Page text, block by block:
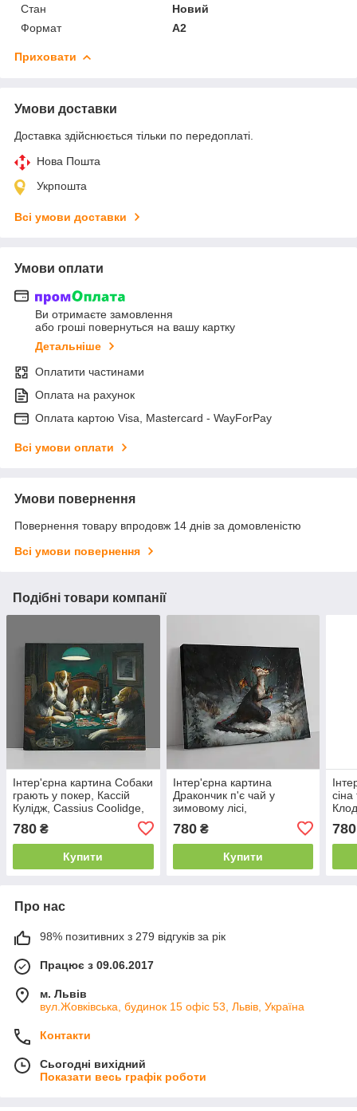
Стан
Новий
Формат
A2
Приховати
Умови доставки
Доставка здійснюється тільки по передоплаті.
Нова Пошта
Укрпошта
Всі умови доставки
Умови оплати
Ви отримаєте замовлення
або гроші повернуться на вашу картку
Детальніше
Оплатити частинами
Оплата на рахунок
Оплата картою Visa, Mastercard - WayForPay
Всі умови оплати
Умови повернення
Повернення товару впродовж 14 днів за домовленістю
Всі умови повернення
Подібні товари компанії
Інтер'єрна картина Собаки
грають у покер, Кассій
Кулідж, Cassius Coolidge,
Dogs Playing Poker, 50×60
см
780 ₴
Купити
Інтер'єрна картина
Дракончик п'є чай у
зимовому лісі,
интер'єрний декор, 40×60
см
780₴
Купити
см
780
Про нас
98% позитивних з 279 відгуків за рік
Працює з 09.06.2017
м. Львів
вул.Жовківська, будинок 15 офіс 53, Львів, Україна
Контакти
Сьогодні вихідний
Показати весь графік роботи